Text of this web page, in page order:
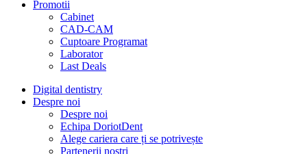
Promotii
Cabinet
CAD-CAM
Cuptoare Programat
Laborator
Last Deals
Digital dentistry
Despre noi
Despre noi
Echipa DoriotDent
Alege cariera care ți se potrivește
Partenerii noștri